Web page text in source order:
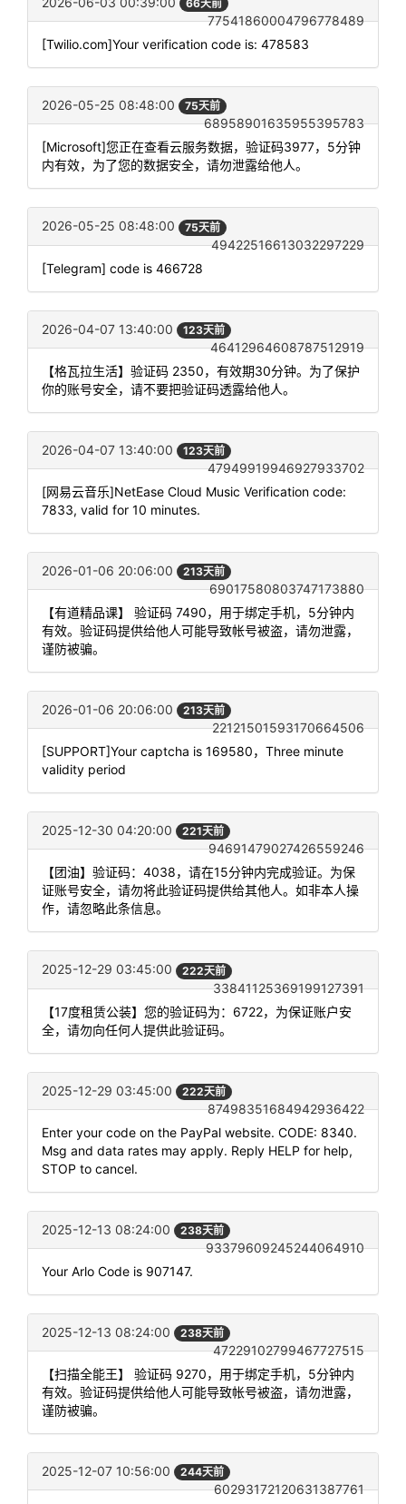
66天前
77541860004796778489
[Twilio.com]Your verification code is: 478583
2026-05-25 08:48:00 75天前
68958901635955395783
[Microsoft]您正在查看云服务数据，验证码3977，5分钟
内有效，为了您的数据安全，请勿泄露给他人。
2026-05-25 08:48:00 75天前
49422516613032297229
[Telegram] code is 466728
2026-04-07 13:40:00 123天前
46412964608787512919
【格瓦拉生活】验证码 2350，有效期30分钟。为了保护
你的账号安全，请不要把验证码透露给他人。
2026-04-07 13:40:00 123天前
47949919946927933702
[网易云音乐]NetEase Cloud Music Verification code:
7833, valid for 10 minutes.
2026-01-06 20:06:00 213天前
69017580803747173880
【有道精品课】 验证码 7490，用于绑定手机，5分钟内
有效。验证码提供给他人可能导致帐号被盗，请勿泄露，
谨防被骗。
2026-01-06 20:06:00 213天前
22121501593170664506
[SUPPORT]Your captcha is 169580，Three minute
validity period
2025-12-30 04:20:00 221天前
94691479027426559246
【团油】验证码：4038，请在15分钟内完成验证。为保
证账号安全，请勿将此验证码提供给其他人。如非本人操
作，请忽略此条信息。
2025-12-29 03:45:00 222天前
33841125369199127391
【17度租赁公装】您的验证码为：6722，为保证账户安
全，请勿向任何人提供此验证码。
2025-12-29 03:45:00 222天前
87498351684942936422
Enter your code on the PayPal website. CODE: 8340.
Msg and data rates may apply. Reply HELP for help,
STOP to cancel.
2025-12-13 08:24:00 238天前
93379609245244064910
Your Arlo Code is 907147.
2025-12-13 08:24:00 238天前
47229102799467727515
【扫描全能王】 验证码 9270，用于绑定手机，5分钟内
有效。验证码提供给他人可能导致帐号被盗，请勿泄露，
谨防被骗。
2025-12-07 10:56:00 244天前
60293172120631387761